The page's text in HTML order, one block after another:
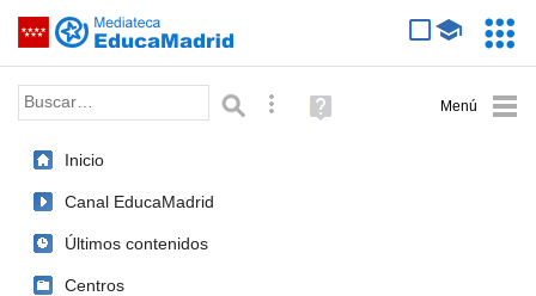
Saltar navegación
Palabra o frase: Búsqueda avanzada
Ayuda
(en
Inicio
Canal EducaMadrid
Últimos contenidos
Centros